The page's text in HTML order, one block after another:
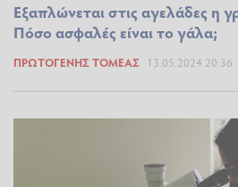
Εξαπλώνεται στις αγελάδες η
Πόσο ασφαλές είναι το γάλα;
ΠΡΩΤΟΓΕΝΉΣ ΤΟΜΈΑΣ 13.05.2024 20:36